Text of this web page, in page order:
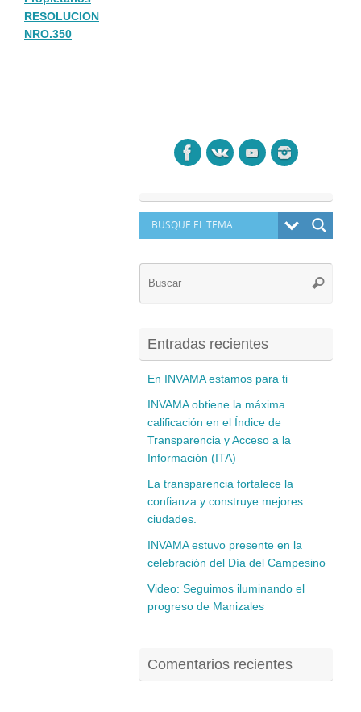
RESOLUCION
NRO.350
Buscar
Entradas recientes
En INVAMA estamos para ti
INVAMA obtiene la máxima
calificación en el Índice de
Transparencia y Acceso a la
Información (ITA)
La transparencia fortalece la
confianza y construye mejores
ciudades.
INVAMA estuvo presente en la
celebración del Día del Campesino
Video: Seguimos iluminando el
progreso de Manizales
Comentarios recientes